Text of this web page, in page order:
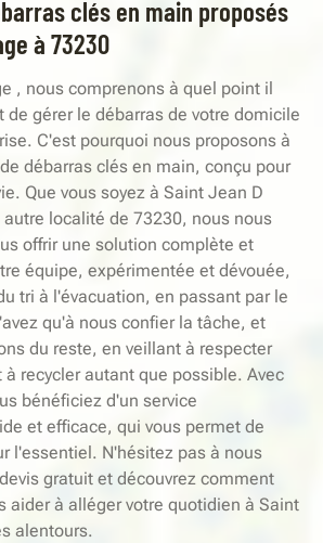
clés en main proposés
à 73230
, nous comprenons à quel point il
de gérer le débarras de votre domicile
C'est pourquoi nous proposons à
débarras clés en main, conçu pour
Que vous soyez à Saint Jean D
autre localité de 73230, nous nous
offrir une solution complète et
équipe, expérimentée et dévouée,
tri à l'évacuation, en passant par le
qu'à nous confier la tâche, et
du reste, en veillant à respecter
à recycler autant que possible. Avec
bénéficiez d'un service
et efficace, qui vous permet de
l'essentiel. N'hésitez pas à nous
gratuit et découvrez comment
aider à alléger votre quotidien à Saint
alentours.